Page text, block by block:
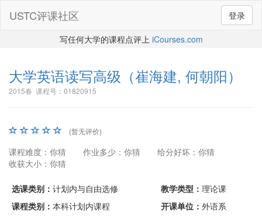
登录
USTC评课社区
写任何大学的课程点评上 iCourses.com
大学英语读写高级 （崔海建, 何朝阳）
2015春 课程号：01820915
(暂无评价)
课程难度：你猜 作业多少：你猜
给分好坏：你猜
收获大小：你猜
选课类别： 计划内与自由选修 教学类型： 理论课
课程类别： 本科计划内课程 开课单位： 外语系